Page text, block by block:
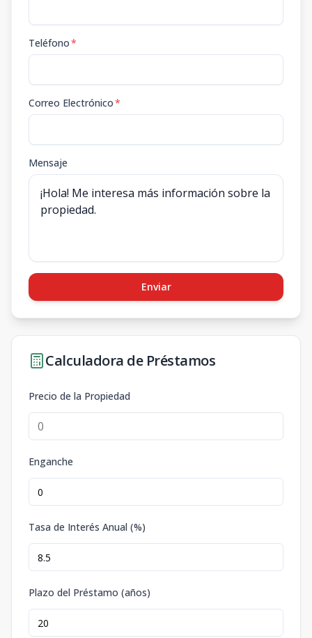
Teléfono*
Correo Electrónico*
Mensaje
Enviar
Calculadora de Préstamos
Precio de la Propiedad
Enganche
Tasa de Interés Anual (%)
Plazo del Préstamo (años)